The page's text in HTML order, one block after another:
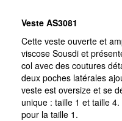
Veste AS3081
Cette veste ouverte et
viscose Sousdi et
col avec des coutures
deux poches latérales
veste est oversize et se
unique : taille 1 et taille
pour la taille 1.